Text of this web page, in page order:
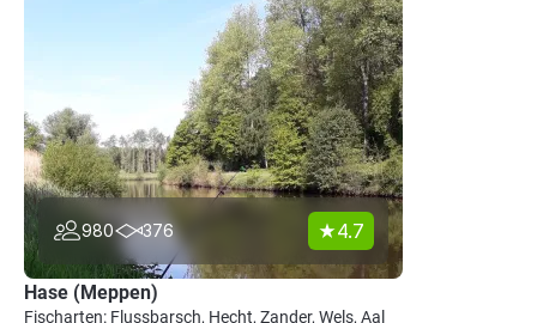
980 376 4.7
Hase (Meppen)
Fischarten: Flussbarsch, Hecht, Zander, Wels, Aal